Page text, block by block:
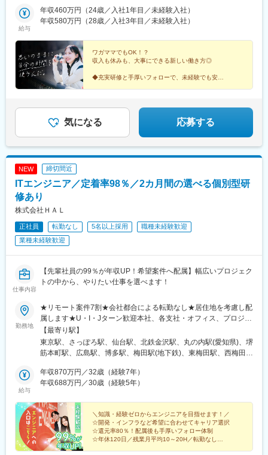
駅(相模線)、当麻寺駅、久里浜駅、羽島市役所前駅、木ノ下駅、本
郷台駅、玉川学園前駅、古淵駅、妙典駅、京成高砂駅、社家駅、
足立小台駅、前平公園駅、大森台駅、梶原駅、魚住駅、向日町
駅、三河一宮駅、浅野駅、木曽川駅、小牧駅、下麻生駅、園田
駅、北池袋駅、野跡駅、大学前駅(滋賀県)、石山寺駅、黄檗駅(奈
良線)、新井宿駅、矢川駅、芝浦ふ頭駅、宝塚駅、島氏永駅、北朝
霞駅、徳島駅、石原駅(京都府)、大村駅(兵庫県)、三石駅、五十鈴
ケ丘駅、関下有知駅、相模湖駅、木津駅(兵庫県)、東青山駅(三重
都)、東京国際クルーズターミナル駅、虎ノ門駅、程久保駅、代々
木八幡駅、小平駅、立川駅、有楽町駅、福井駅(福井県)、明大前
駅、両国駅(都営線)、中野富士見町駅、高速神戸駅、越中島駅、小
岩駅、八坂駅、菊川駅(東京都)、下神明駅、椎名町駅、京急東神奈
川駅、久寿川駅、荒川一中前駅、武蔵小山駅、名古屋駅、塩釜口
駅、中野新橋駅、日暮里駅(舎人ライナー)、本駒込駅、東長崎駅、
東門前駅、竹芝駅、若松河田駅、亀戸水神駅、東尾久三丁目駅、
大塚駅(東京都)、宮前平駅、神楽坂駅、青物横丁駅、穴守稲荷駅、
堀切駅、茶屋ケ坂駅、末広町駅(東京都)、本郷駅(愛知県)、赤羽橋
駅、六郷土手駅、品川シーサイド駅、京急久里浜駅、江吉良駅、
熊野前駅、立飛駅、神保町駅、東十条駅、安善駅、下板橋駅、明
治神宮前駅、虎ノ門ヒルズ駅、原宿駅、立川北駅、銀座駅、福井
駅、尾久駅、浅草橋駅、ハーバーランド駅、清澄白河駅、東白楽
駅、牛田駅(東京都)、本郷三丁目駅、鈴木町駅、栄町駅(東京都)、
小川町駅(東京都)、弁天橋駅、三田駅(東京都)
知・長野・岐阜・三重・滋賀・静岡・石川・富山・福井・新潟）■
関西…大阪支店（大阪・京都・兵庫・奈良・和歌山）■中国・四
媛・徳島）■九州・沖縄…福岡支店（福岡・佐賀・長崎・熊本・大
分・宮崎・鹿児島・沖縄）※全国の各エリアに支店を展開していま
す。
町駅、祇園駅(福岡県)、大通駅、あおば通駅、三越前駅、新高島
駅、久屋大通駅、大阪梅田駅(阪急線)、猿猴橋町駅、櫛田神社前駅
給与
年収460万円（24歳／入社1年目／未経験入社）
年収580万円（28歳／入社3年目／未経験入社）
ワガママでもOK！？
収入も休みも、大事にできる新しい働き方◎
◆充実研修と手厚いフォローで、未経験でも安心
気になる 応募する
NEW 締切間近
ITエンジニア／定着率98％／2カ月間の選べる個別型研
修あり
株式会社ＨＡＬ
正社員 転勤なし 5名以上採用
職種未経験歓迎
業種未経験歓迎
仕事内容
【先輩社員の99％が年収UP！希望案件へ配属】幅広いプロジェク
トの中から、やりたい仕事を選べます！
勤務地
★リモート案件7割★会社都合による転勤なし★居住地を考慮し配
属します★U・I・Jターン歓迎本社、各支社・オフィス、プロジェ
クト先※プロジェクトによりリモートあり（業務に慣れれば、フル
リモート・完全在宅・テレワークの可能性もあり）＜勤務地＞北
海道、宮城、福島、東京、神奈川、埼玉、千葉、石川、愛知、静
島、福岡、熊本【本社】東京都千代田区丸の内二丁目6-1 丸の内
パークビルディング6階【支社・オフィス】北海道支社、東北支
ス、広島支社、九州支社、北九州オフィス、熊本オフィス※各支社
の住所詳細は、下記「勤務地一覧」をご参照ください※受動喫煙対
策あり＜本社・北海道支社ともに拡大移転を実施！＞業績好調に
伴い、組織規模・事業領域ともに拡大を続けている当社。2024年
6月には本社を「丸の内」へ移転し、さらに2026年4月には北海道
【最寄り駅】
東京駅、さっぽろ駅、仙台駅、北鉄金沢駅、丸の内駅(愛知県)、堺
筋本町駅、広島駅、博多駅、梅田駅(地下鉄)、東梅田駅、西梅田
島南方駅、京橋駅(大阪府)、南森町駅、中之島駅、呉服町駅(福岡
県)、中洲川端駅、千代県庁口駅、馬出九大病院前駅、祇園駅(福岡
駅、薬院大通駅、六本松駅、別府駅(福岡県)、西新駅、藤崎駅(福
岡県)、香椎駅、西鉄香椎駅、箱崎駅、箱崎九大前駅、箱崎宮前
駅、小倉駅(福岡県)、平和通駅、戸畑駅、九州工大前駅、スペース
ワールド駅、黒崎駅、黒崎駅前駅、折尾駅、中村公園駅、大須観
音駅、刈谷駅、新豊田駅、三河安城駅、富山駅、福井城址大名町
給与
年収870万円／32歳（経験7年）
年収688万円／30歳（経験5年）
＼知識・経験ゼロからエンジニアを目指せます！／
☆開発・インフラなど希望に合わせてキャリア選択
☆還元率80％！配属後も手厚いフォロー体制
☆年休120日／残業月平均10～20H／転勤なし